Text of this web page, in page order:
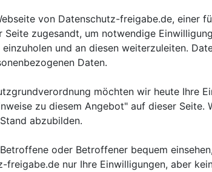
von Datenschutz-freigabe.de, einer
zugesandt, um notwendige
und an diesen weiterzuleiten.
Daten.
möchten wir heute Ihre
zu diesem Angebot" auf dieser
abzubilden.
oder Betroffener bequem
freigabe.de nur Ihre Einwilligungen, aber